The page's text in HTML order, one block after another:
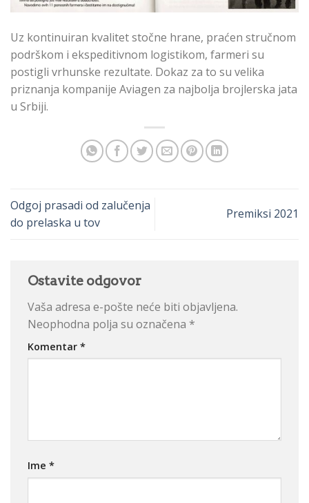
Uz kontinuiran kvalitet stočne hrane, praćen stručnom
podrškom i ekspeditivnom logistikom, farmeri su
postigli vrhunske rezultate. Dokaz za to su velika
priznanja kompanije Aviagen za najbolja brojlerska jata
u Srbiji.
Odgoj prasadi od zalučenja
do prelaska u tov
Premiksi 2021
Ostavite odgovor
Vaša adresa e-pošte neće biti objavljena.
Neophodna polja su označena *
Komentar *
Ime *